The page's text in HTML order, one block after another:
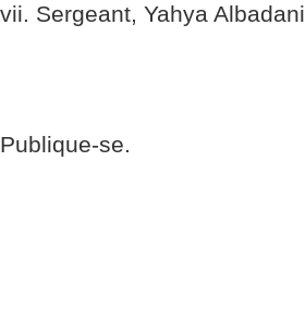
vii. Sergeant, Yahya Albadani
Publique-se.